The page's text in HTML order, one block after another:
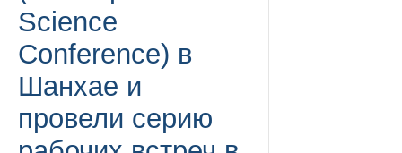
Science
Conference) в
Шанхае и
провели серию